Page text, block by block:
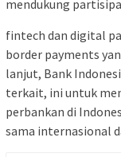
mendukung
fintech dan digital
border payments
lanjut, Bank
terkait, ini untuk
perbankan di
sama internasional